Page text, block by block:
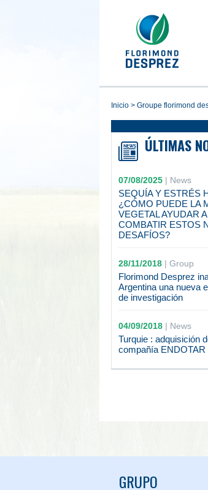
inicio > groupe florimond
ÚLTIMAS
07/08/2025| News
SEQUÍA Y ESTRÉS
¿CÓMO PUEDE LA
VEGETAL AYUDAR A
COMBATIR ESTOS
DESAFÍOS?
28/11/2018| Group
Florimond Desprez
Argentina una nueva
de investigación
04/09/2018| News
Turquie : adquisición
compañía ENDOTAR
GRUPO